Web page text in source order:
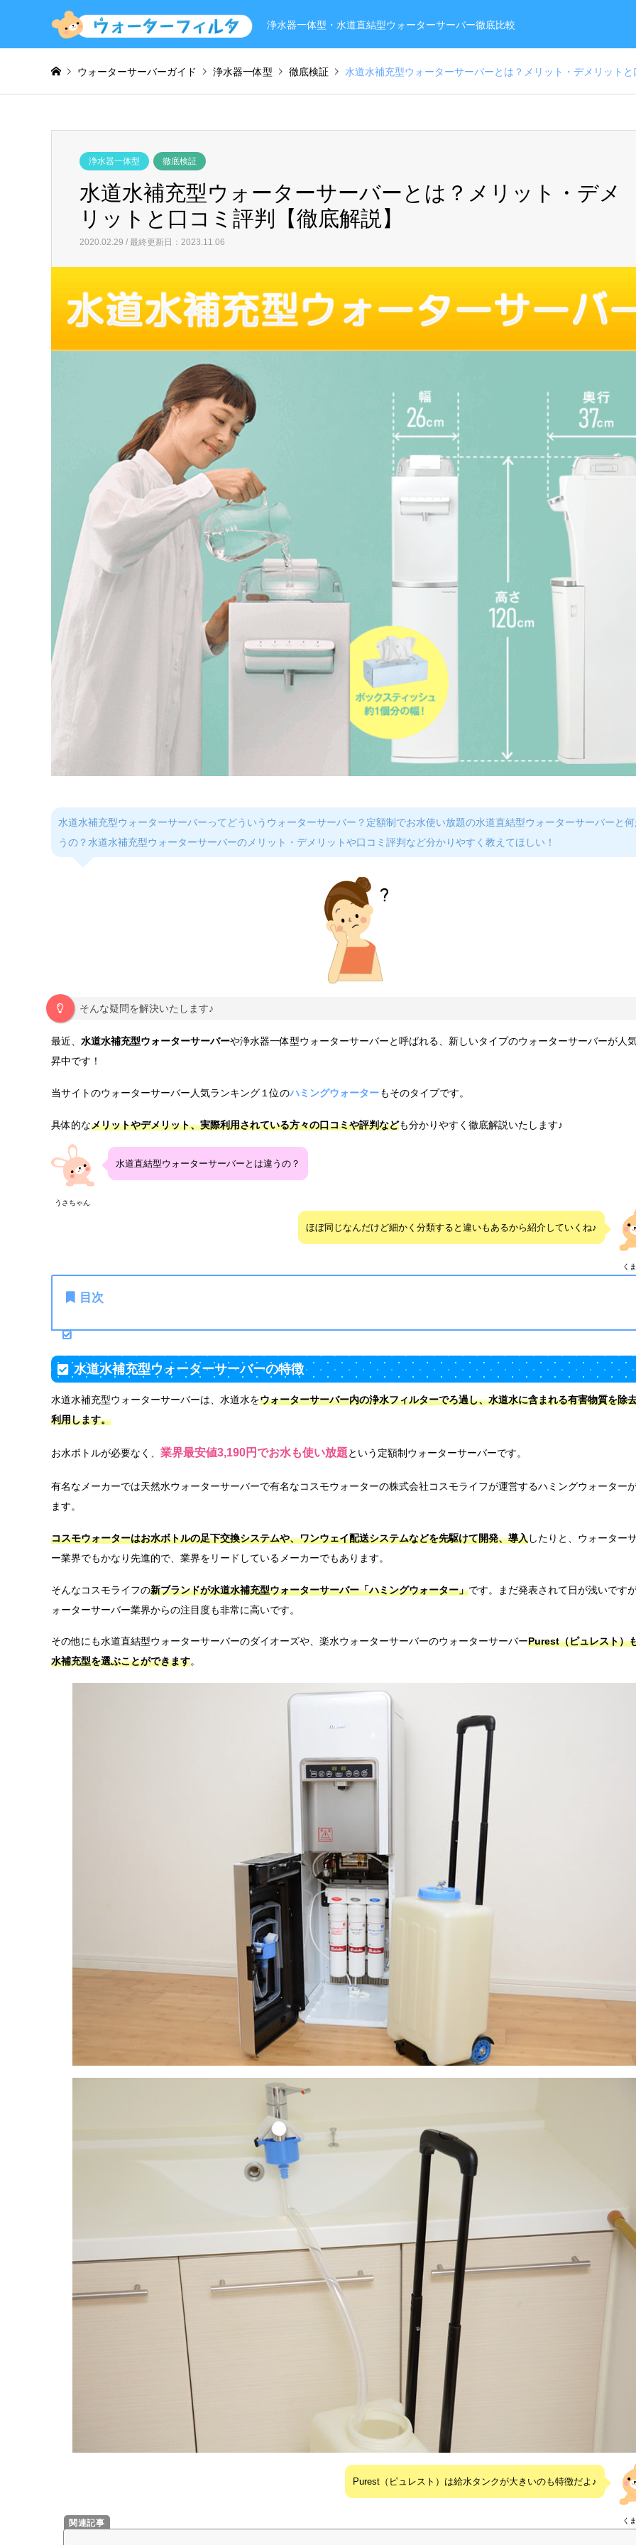
浄水器一体型・水道直結型ウォーターサーバー徹底比較
ウォーターサーバーガイド 浄水器一体型 徹底検証 水道水補充型ウォーターサーバーとは？メリット・デメリット
浄水器一体型 徹底検証
水道水補充型ウォーターサーバーとは？メリット・デメ
リットと口コミ評判【徹底解説】
2020.02.29 / 最終更新日：2023.11.06
水道水補充型ウォーターサーバーってどういうウォーターサーバー？定額制でお水使い放題の水道直結型ウォーターサーバーと
うの？水道水補充型ウォーターサーバーのメリット・デメリットや口コミ評判など分かりやすく教えてほしい！
そんな疑問を解決いたします♪
最近、 水道水補充型ウォーターサーバーや浄水器一体型ウォーターサーバーと呼ばれる、新しいタイプのウォーターサーバーが人
昇中です！
当サイトのウォーターサーバー人気ランキング１位のハミングウォーターもそのタイプです。
具体的なメリットやデメリット、実際利用されている方々の口コミや評判なども分かりやすく徹底解説いたします♪
うさちゃん
水道直結型ウォーターサーバーとは違うの？
く
ほぼ同じなんだけど細かく分類すると違いもあるから紹介していくね♪
目次
水道水補充型ウォーターサーバーの特徴
水道水補充型ウォーターサーバーは、水道水をウォーターサーバー内の浄水フィルターでろ過し、水道水に含まれる有害物質を除
利用します。
お水ボトルが必要なく、 業界最安値3,190円でお水も使い放題という定額制ウォーターサーバーです。
有名なメーカーでは天然水ウォーターサーバーで有名なコスモウォーターの株式会社コスモライフが運営するハミングウォーター
ます。
コスモウォーターはお水ボトルの足下交換システムや、ワンウェイ配送システムなどを先駆けて開発、導入したりと、ウォーター
ー業界でもかなり先進的で、業界をリードしているメーカーでもあります。
そんなコスモライフの新ブランドが水道水補充型ウォーターサーバー「ハミングウォーター」です。まだ発表されて日が浅いです
ォーターサーバー業界からの注目度も非常に高いです。
その他にも水道直結型ウォーターサーバーのダイオーズや、楽水ウォーターサーバーのウォーターサーバーPurest（ピュレスト）
水補充型を選ぶことができます。
く
Purest（ピュレスト）は給水タンクが大きいのも特徴だよ♪